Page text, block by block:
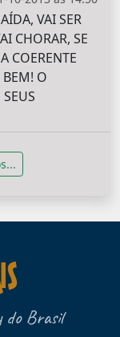
VAI SER
CHORAR, SE
COERENTE
O
do Brasil